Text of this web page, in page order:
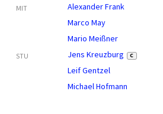
MIT
Alexander Frank
Marco May
Mario Meißner
STU Jens Kreuzburg C
Leif Gentzel
Michael Hofmann